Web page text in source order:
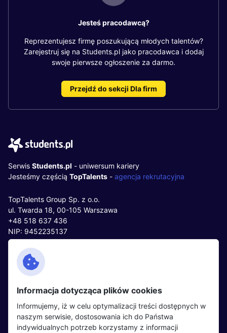
Jesteś pracodawcą?
Reprezentujesz firmę poszukującą młodych talentów?
Zarejestruj się na Students.pl jako pracodawca i dodaj
swoje pierwsze ogłoszenie za darmo.
Przejdź do sekcji Dla firm
Serwis Students.pl - uniwersum kariery
Jesteśmy częścią TopTalents - agencja rekrutacyjna
TopTalents Group Sp. z o.o.
ul. Twarda 18, 00-105 Warszawa
+48 518 637 436
NIP: 9452235137
Kontakt
Facebook
Twitter
LinkedIn
Partnerzy
Wydarzenia
Informacja dotycząca plików cookies
Informujemy, iż w celu optymalizacji treści dostępnych w
naszym serwisie, dostosowania ich do Państwa
indywidualnych potrzeb korzystamy z informacji